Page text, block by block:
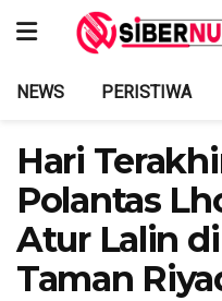
NEWS PERISTIWA
Hari
Polantas
Atur Lalin
Taman